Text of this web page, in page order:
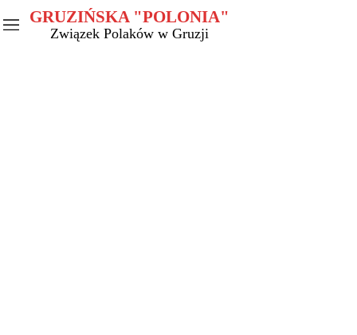
GRUZIŃSKA "POLONIA"
Związek Polaków w Gruzji